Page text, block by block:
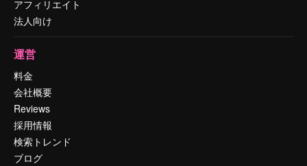
アフィリエイト
法人向け
運営
料金
会社概要
Reviews
採用情報
検索トレンド
ブログ